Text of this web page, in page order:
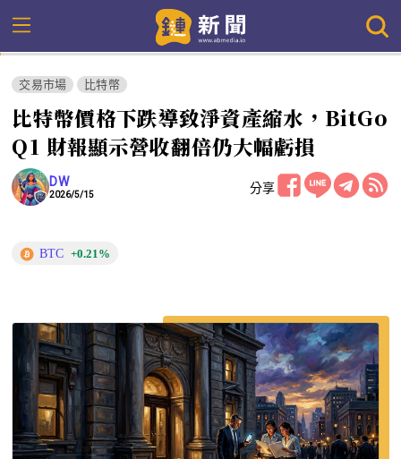
交易市場 比特幣
比特幣價格下跌導致淨資產縮水，BitGo
Q1 財報顯示營收翻倍仍大幅虧損
DW
2026/5/15 分享
BTC +0.21%